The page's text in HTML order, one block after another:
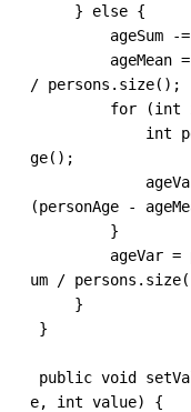
} else {
ageSum -=
ageMean =
/ persons.size();
for (int id :
int
ge();
ageVarSum
(personAge -
}
ageVar =
um /
}
}
public void
e, int value) {